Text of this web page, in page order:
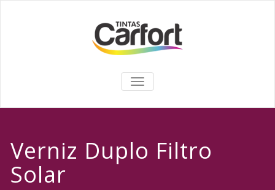
TOGGLE
Verniz Duplo Filtro
Solar